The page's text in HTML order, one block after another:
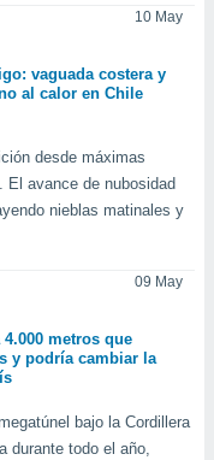
10 May
vaguada costera y
al calor en Chile
desde máximas
El avance de nubosidad
nieblas matinales y
09 May
metros que
y podría cambiar la
bajo la Cordillera
durante todo el año,